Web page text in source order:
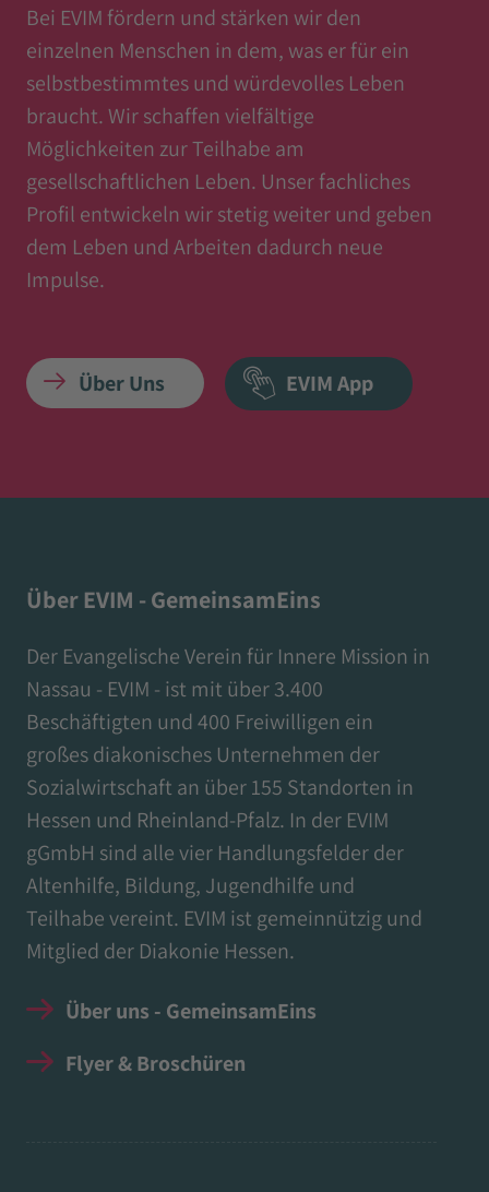
Bei EVIM fördern und stärken wir den
einzelnen Menschen in dem, was er für ein
selbstbestimmtes und würdevolles Leben
braucht. Wir schaffen vielfältige
Möglichkeiten zur Teilhabe am
gesellschaftlichen Leben. Unser fachliches
Profil entwickeln wir stetig weiter und geben
dem Leben und Arbeiten dadurch neue
Impulse.
Über Uns EVIM App
Über EVIM - GemeinsamEins
Der Evangelische Verein für Innere Mission in
Nassau - EVIM - ist mit über 3.400
Beschäftigten und 400 Freiwilligen ein
großes diakonisches Unternehmen der
Sozialwirtschaft an über 155 Standorten in
Hessen und Rheinland-Pfalz. In der EVIM
gGmbH sind alle vier Handlungsfelder der
Altenhilfe, Bildung, Jugendhilfe und
Teilhabe vereint. EVIM ist gemeinnützig und
Mitglied der Diakonie Hessen.
Über uns - GemeinsamEins
Flyer & Broschüren